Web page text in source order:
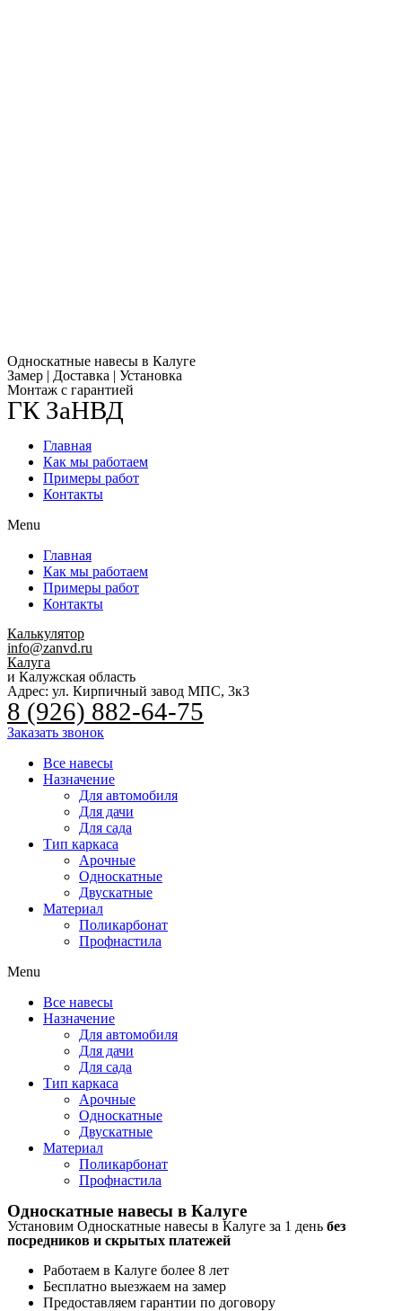
Односкатные навесы в Калуге
Замер | Доставка | Установка
Монтаж с гарантией
ГК ЗаНВД
Главная
Как мы работаем
Примеры работ
Контакты
Menu
Главная
Как мы работаем
Примеры работ
Контакты
Калькулятор
info@zanvd.ru
Калуга
и Калужская область
Адрес: ул. Кирпичный завод МПС, 3к3
8 (926) 882-64-75
Заказать звонок
Все навесы
Назначение
Для автомобиля
Для дачи
Для сада
Тип каркаса
Арочные
Односкатные
Двускатные
Материал
Поликарбонат
Профнастила
Menu
Все навесы
Назначение
Для автомобиля
Для дачи
Для сада
Тип каркаса
Арочные
Односкатные
Двускатные
Материал
Поликарбонат
Профнастила
Односкатные навесы в Калуге
Установим Односкатные навесы в Калуге за 1 день без
посредников и скрытых платежей
Работаем в Калуге более 8 лет
Бесплатно выезжаем на замер
Предоставляем гарантии по договору